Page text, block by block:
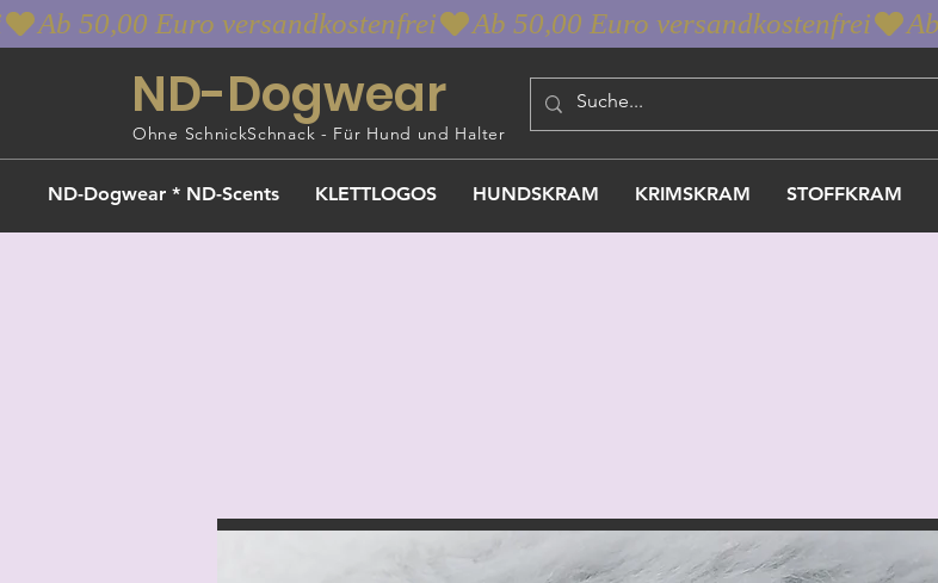
ND-Dogwear * ND-Scents KLETTLOGOS HUNDSKRAM KRIMSKRAM STOFFKRAM
ND-Dogwear
Ohne SchnickSchnack - Für Hund und Halter